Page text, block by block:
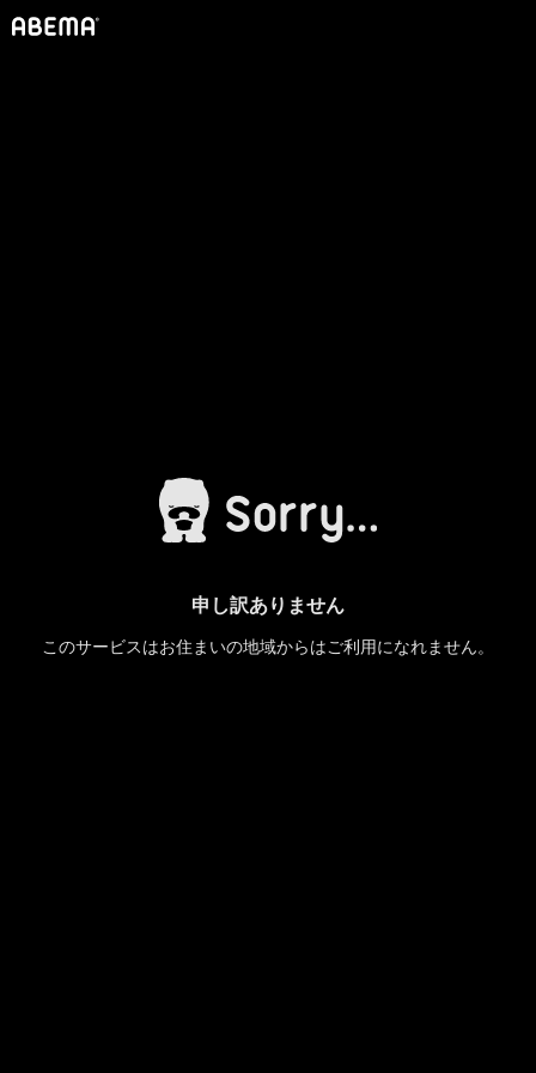
申し訳ありません
このサービスはお住まいの地域からはご利用になれません。